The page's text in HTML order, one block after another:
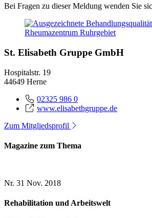
Bei Fragen zu dieser Meldung wenden Sie
St. Elisabeth Gruppe GmbH
Hospitalstr. 19
44649 Herne
02325 986 0
www.elisabethgruppe.de
Zum Mitgliedsprofil
Magazine zum Thema
Nr. 31 Nov. 2018
Rehabilitation und Arbeitswelt